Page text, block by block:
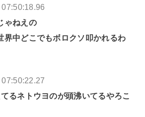
ゃねえの
界中どこでもボロクソ叩かれるわ
るネトウヨのが頭沸いてるやろこ